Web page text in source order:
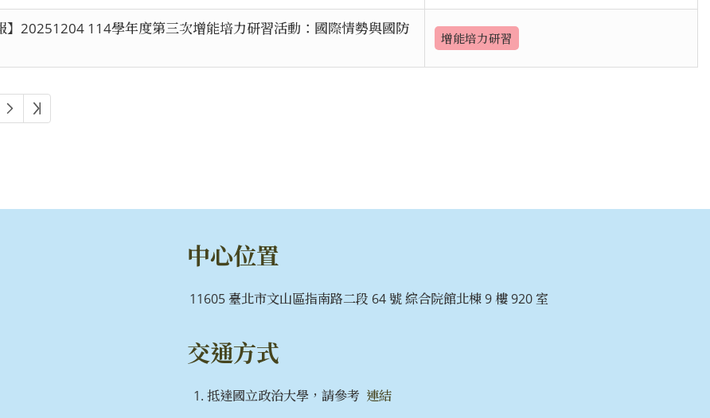
】20251204 114學年度第三次增能培力研習活動：國際情勢與國防
增能培力研習
中心位置
11605 臺北市文山區指南路二段 64 號 綜合院館北棟 9 樓 920 室
交通方式
抵達國立政治大學，請參考 連結